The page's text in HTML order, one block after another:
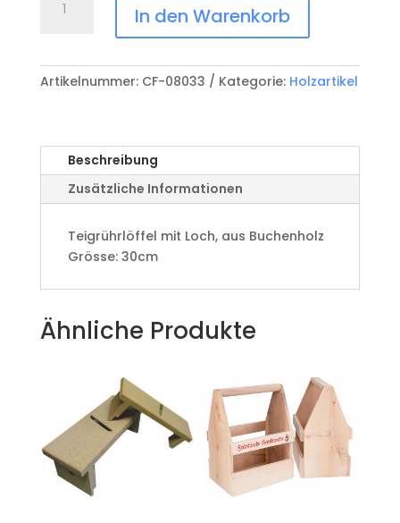
Teigrührlöffel
Menge
In den Warenkorb
Artikelnummer: CF-08033 Kategorie: Holzartikel
Beschreibung
Zusätzliche Informationen
Teigrührlöffel mit Loch, aus Buchenholz
Grösse: 30cm
Ähnliche Produkte